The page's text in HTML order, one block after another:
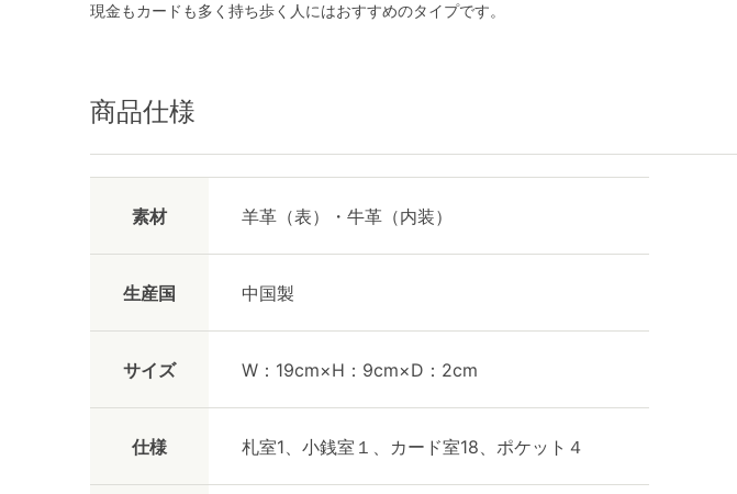
現金もカードも多く持ち歩く人にはおすすめのタイプです。
商品仕様
素材 羊革（表）・牛革（内装）
生産国 中国製
サイズ W：19cm×H：9cm×D：2cm
仕様 札室1、小銭室１、カード室18、ポケット４